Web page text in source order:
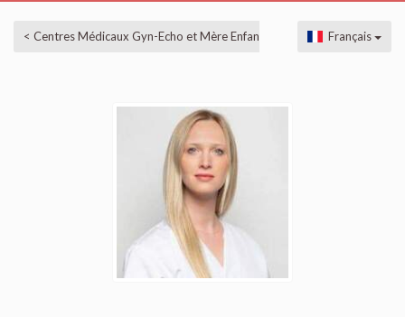
< Centres Médicaux Gyn-Echo et Mère Enfant à Boncelles, Liège
Français